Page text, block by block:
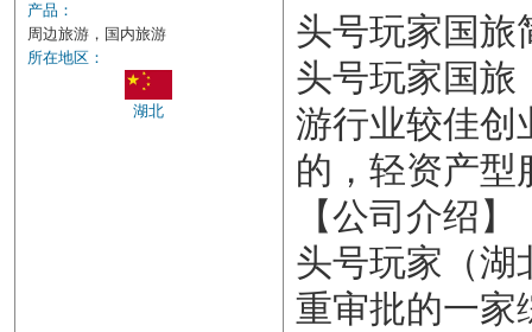
产品：
周边旅游，国内旅游
所在地区：
湖北
头号玩家国旅
头号玩家国旅
游行业较佳创
的，轻资产型
【公司介绍】
头号玩家（湖
重审批的一家